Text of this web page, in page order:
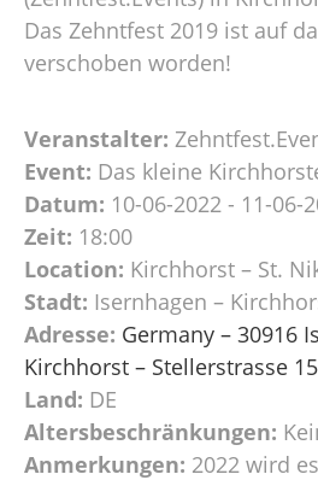
Das Zehntfest 2019 ist auf
verschoben worden!
Veranstalter:
Event: Das kleine
Datum: 10-06-2022 - 11-06-
Zeit: 18:00
Location: Kirchhorst – St.
Stadt: Isernhagen –
Adresse: Germany – 30916
Kirchhorst – Stellerstrasse 15
Land: DE
Altersbeschränkungen:
Anmerkungen: 2022 wird